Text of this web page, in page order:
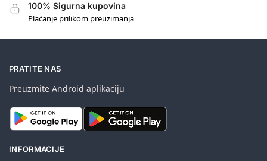
100% Sigurna kupovina
Plaćanje prilikom preuzimanja
PRATITE NAS
Preuzmite Android aplikaciju
INFORMACIJE